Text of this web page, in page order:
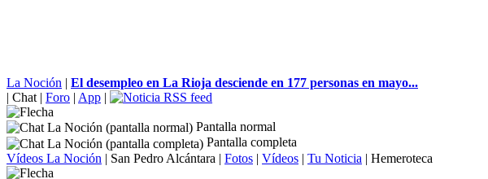
La Noción | El desempleo en La Rioja desciende en 177 personas en mayo...
| Chat | Foro | App |
Pantalla normal
Pantalla completa
Vídeos La Noción | San Pedro Alcántara | Fotos | Vídeos | Tu Noticia | Hemeroteca